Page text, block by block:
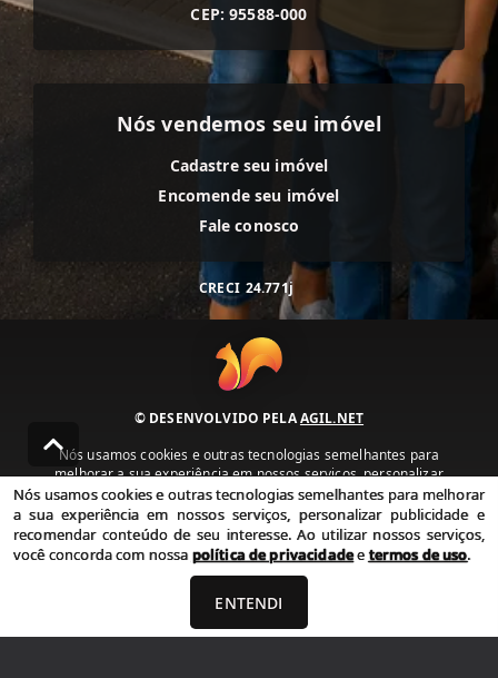
CEP: 95588-000
Nós vendemos seu imóvel
Cadastre seu imóvel
Encomende seu imóvel
Fale conosco
CRECI 24.771j
© DESENVOLVIDO PELAAGIL.NET
Nós usamos cookies e outras tecnologias semelhantes para
melhorar a sua experiência em nossos serviços, personalizar
publicidade e recomendar conteúdo de seu interesse. Ao utilizar
nossos serviços, você concorda com nossa política de privacidade e
termos de uso.
Política de Privacidade Termos de uso
Nós usamos cookies e outras tecnologias semelhantes para melhorar
a sua experiência em nossos serviços, personalizar publicidade e
recomendar conteúdo de seu interesse. Ao utilizar nossos serviços,
você concorda com nossa política de privacidadeetermos de uso.
ENTENDI